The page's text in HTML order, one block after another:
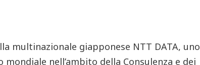
multinazionale giapponese NTT DATA, uno
nell’ambito della Consulenza e dei